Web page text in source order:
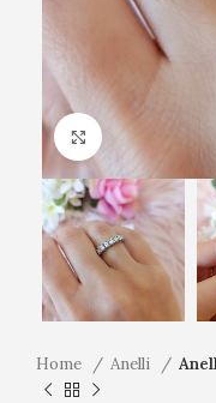
Click to enlarge
Home Anelli